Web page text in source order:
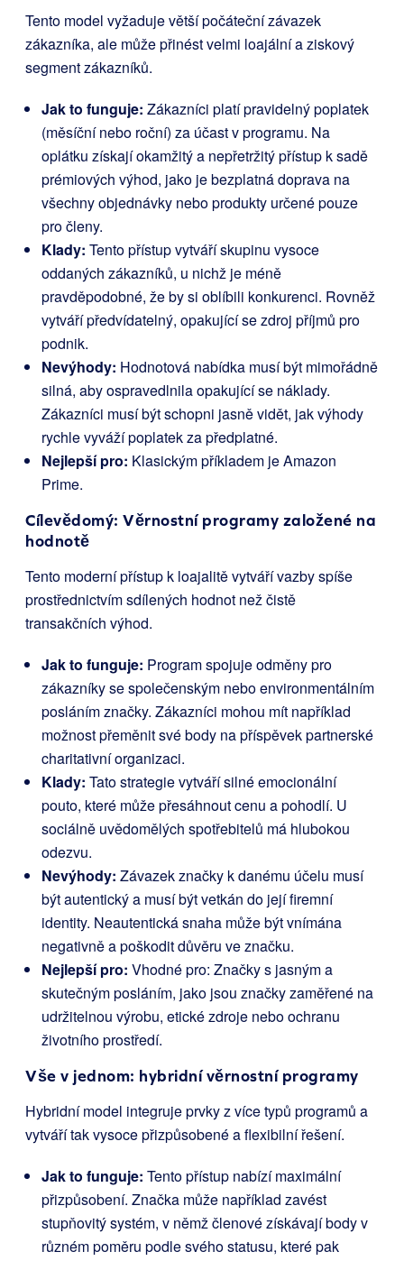
Tento model vyžaduje větší počáteční závazek
zákazníka, ale může přinést velmi loajální a ziskový
segment zákazníků.
Jak to funguje: Zákazníci platí pravidelný poplatek
(měsíční nebo roční) za účast v programu. Na
oplátku získají okamžitý a nepřetržitý přístup k sadě
prémiových výhod, jako je bezplatná doprava na
všechny objednávky nebo produkty určené pouze
pro členy.
Klady: Tento přístup vytváří skupinu vysoce
oddaných zákazníků, u nichž je méně
pravděpodobné, že by si oblíbili konkurenci. Rovněž
vytváří předvídatelný, opakující se zdroj příjmů pro
podnik.
Nevýhody: Hodnotová nabídka musí být mimořádně
silná, aby ospravedlnila opakující se náklady.
Zákazníci musí být schopni jasně vidět, jak výhody
rychle vyváží poplatek za předplatné.
Nejlepší pro: Klasickým příkladem je Amazon
Prime.
Cílevědomý: Věrnostní programy založené na
hodnotě
Tento moderní přístup k loajalitě vytváří vazby spíše
prostřednictvím sdílených hodnot než čistě
transakčních výhod.
Jak to funguje: Program spojuje odměny pro
zákazníky se společenským nebo environmentálním
posláním značky. Zákazníci mohou mít například
možnost přeměnit své body na příspěvek partnerské
charitativní organizaci.
Klady: Tato strategie vytváří silné emocionální
pouto, které může přesáhnout cenu a pohodlí. U
sociálně uvědomělých spotřebitelů má hlubokou
odezvu.
Nevýhody: Závazek značky k danému účelu musí
být autentický a musí být vetkán do její firemní
identity. Neautentická snaha může být vnímána
negativně a poškodit důvěru ve značku.
Nejlepší pro: Vhodné pro: Značky s jasným a
skutečným posláním, jako jsou značky zaměřené na
udržitelnou výrobu, etické zdroje nebo ochranu
životního prostředí.
Vše v jednom: hybridní věrnostní programy
Hybridní model integruje prvky z více typů programů a
vytváří tak vysoce přizpůsobené a flexibilní řešení.
Jak to funguje: Tento přístup nabízí maximální
přizpůsobení. Značka může například zavést
stupňovitý systém, v němž členové získávají body v
různém poměru podle svého statusu, které pak